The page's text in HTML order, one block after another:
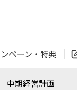
ペーン・ 特典
中期経営計画